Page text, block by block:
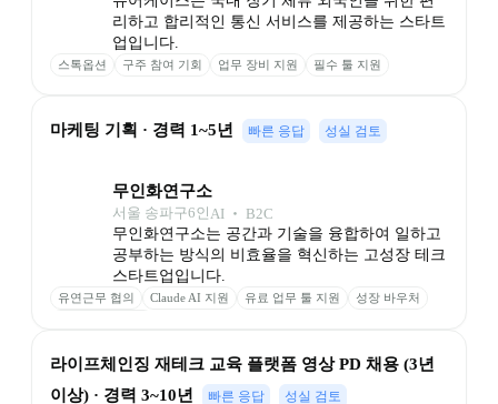
리하고 합리적인 통신 서비스를 제공하는 스타트
업입니다.
스톡옵션 구주 참여 기회 업무 장비 지원 필수 툴 지원
마케팅 기획 · 경력 1~5년 빠른 응답 성실 검토
무인화연구소
서울 송파구6인 AI ‧ B2C
무인화연구소는 공간과 기술을 융합하여 일하고
공부하는 방식의 비효율을 혁신하는 고성장 테크
스타트업입니다.
유연근무 협의 Claude AI 지원 유료 업무 툴 지원
성장 바우처
라이프체인징 재테크 교육 플랫폼 영상 PD 채용 (3년
이상) · 경력 3~10년
빠른 응답 성실 검토